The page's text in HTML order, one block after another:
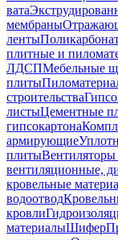
вата
мембраны
ленты
плитные и
ЛДСПМебельные
плиты
строительства
листыЦементные
гипсокартона
армирующие
плиты
вентиляционные,
кровельные
водоотвод
кровли
материалыШифер